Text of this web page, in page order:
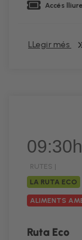
Accés lliure
LLegir més
09:30h
RUTES |
LA RUTA ECO
ALIMENTS
Ruta Eco